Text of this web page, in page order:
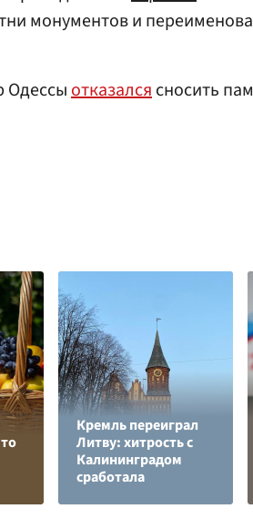
монументов и
Одессыотказалсясносить
Кремль переиграл
Литву: хитрость с
Калининградом
сработала